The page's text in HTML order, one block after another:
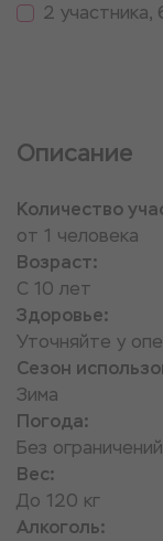
2 участника,
Описание
Количество
от 1 человека
Возраст:
С 10 лет
Здоровье:
Уточняйте у
Сезон
Зима
Погода:
Без ограничений
Вес:
До 120 кг
Алкоголь: